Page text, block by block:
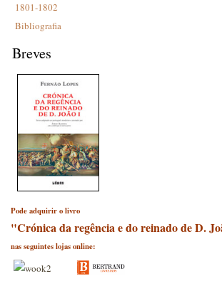
1801-1802
Bibliografia
Breves
Pode adquirir o livro
"Crónica da regência e do reinado de D.
nas seguintes lojas online: